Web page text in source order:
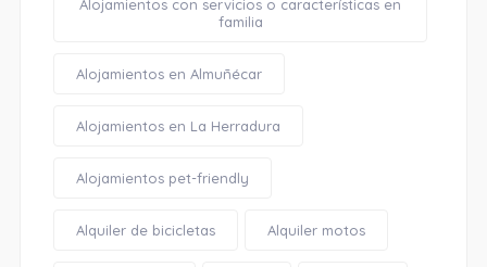
Alojamientos con servicios o características en
familia
Alojamientos en Almuñécar
Alojamientos en La Herradura
Alojamientos pet-friendly
Alquiler de bicicletas Alquiler motos